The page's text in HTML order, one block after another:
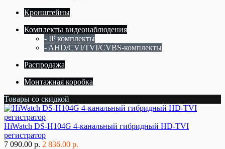
Кронштейны
Комплекты видеонаблюдения
- IP комплекты
- AHD/CVI/TVI/CVBS-комплекты
Распродажа
Монтажная коробка
Товары со скидкой
HiWatch DS-H104G 4-канальный гибридный HD-TVI
регистратор
7 090.00 р. 2 836.00 р.